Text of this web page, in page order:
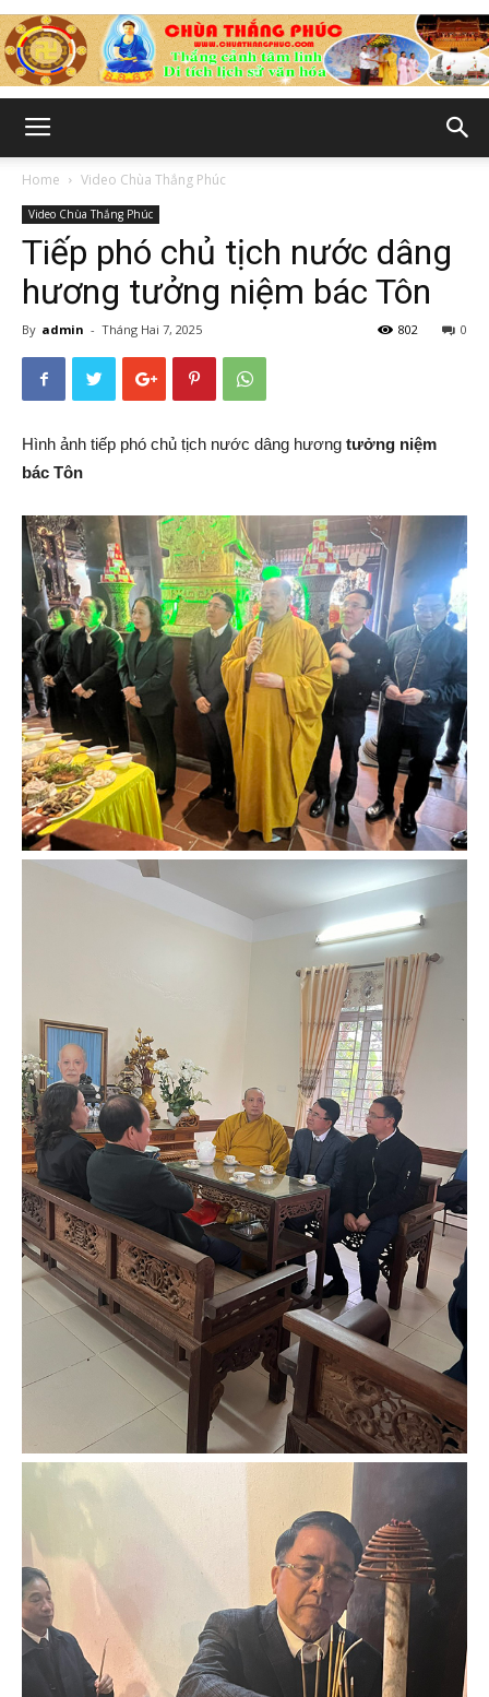
Tiên
Lãng
–
Phòng
Home Video Chùa Thắng Phúc
Video Chùa Thắng Phúc
Tiếp phó chủ tịch nước dâng
hương tưởng niệm bác Tôn
By admin - Tháng Hai 7, 2025 0
802
Hình ảnh tiếp phó chủ tịch nước dâng hương tưởng niệm
bác Tôn